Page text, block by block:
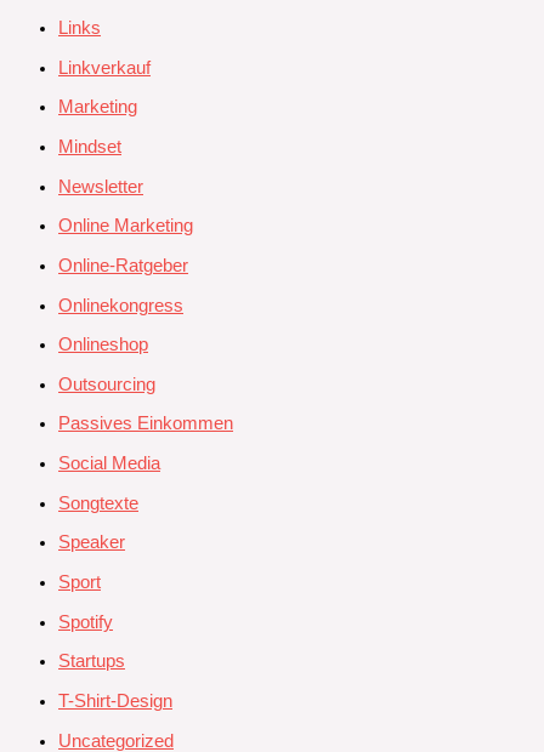
Links
Linkverkauf
Marketing
Mindset
Newsletter
Online Marketing
Online-Ratgeber
Onlinekongress
Onlineshop
Outsourcing
Passives Einkommen
Social Media
Songtexte
Speaker
Sport
Spotify
Startups
T-Shirt-Design
Uncategorized